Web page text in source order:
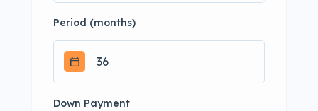
Period (months)
Down Payment